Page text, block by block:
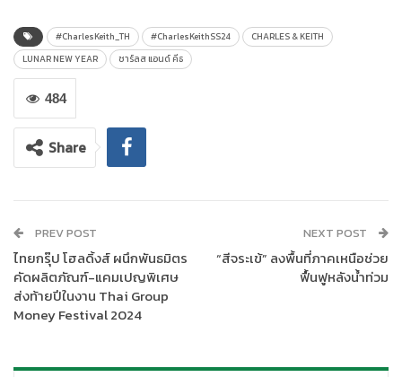
เรียบง่ายแต่แฝงด้วยความสง่างาม ด้วยโทนสี แดงเข้มที่สะท้อนถึง
ความหมายของประเพณีดั้งเดิม พร้อมรายละเอียดศิลปะแบบจีนร่วม
สมัยที่ปรากฏในทุกๆ ไอเทมของ
#CharlesKeith_TH #CharlesKeithSS24
CHARLES & KEITH
LUNAR NEW YEAR
ชาร์ลส แอนด์ คีธ
484
Share
PREV POST
ไทยกรุ๊ป โฮลดิ้งส์ ผนึกพันธมิตร
คัดผลิตภัณฑ์-แคมเปญพิเศษ
ส่งท้ายปีในงาน Thai Group
Money Festival 2024
NEXT POST
“สีจระเข้” ลงพื้นที่ภาคเหนือช่วย
ฟื้นฟูหลังน้ำท่วม